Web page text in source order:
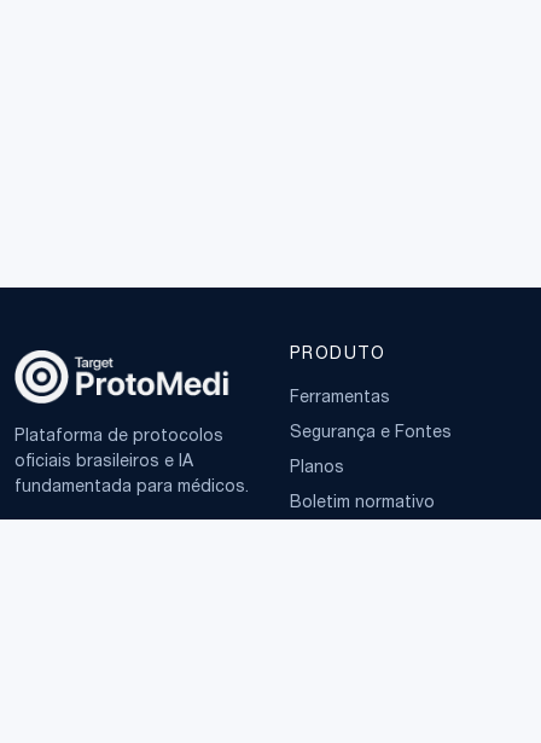
Plataforma de protocolos
oficiais brasileiros e IA
fundamentada para médicos.
PRODUTO
Ferramentas
Segurança e Fontes
Planos
Boletim normativo